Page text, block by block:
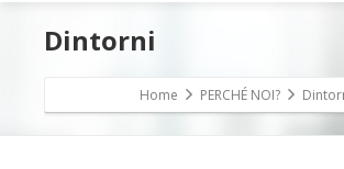
Dintorni
Home PERCHÉ NOI?